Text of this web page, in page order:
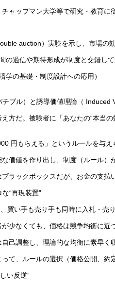
ャップマン大学等で研究・教育に
auction）実験を示し、市場の
の過信や期待形成が制度と交錯し
の基礎・制度設計への応用）
ブル）と誘導価値理論（ Induced
方だ。被験者に「あなたの“本当
円もらえる」というルールを与
価値を作り出し、制度（ルール）
ラックボックスだが、お金の支
“再現装置”
買い手も売り手も同時に入札・売
少なくても、価格は競争均衡に近
己調整し、理論的な均衡に素早く
て、ルールの選択（価格公開、約
い反逆”